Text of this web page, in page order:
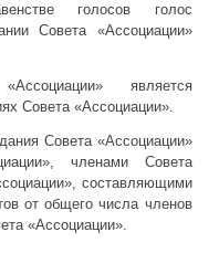
голосов голос
Совета «Ассоциации»
является
Совета «Ассоциации».
Совета «Ассоциации»
членами Совета
составляющими
от общего числа членов
«Ассоциации».